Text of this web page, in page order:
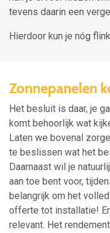
tevens daarin een
Hierdoor kun je nóg
Zonnepanelen
Het besluit is daar, je
komt behoorlijk wat
Laten we bovenal
te beslissen wat het
Daarnaast wil je
aan toe bent voor,
belangrijk om het
offerte tot installatie!
relevant. Het